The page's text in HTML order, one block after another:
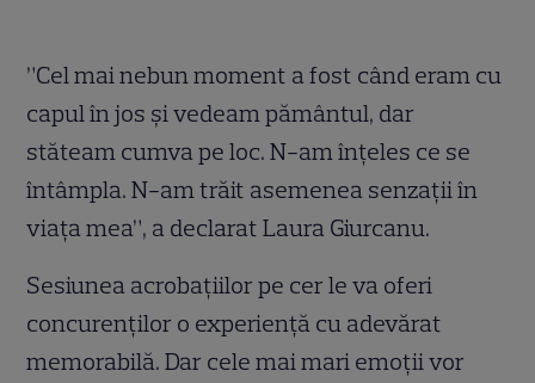
”Cel mai nebun moment a fost când eram cu
capul în jos și vedeam pământul, dar
stăteam cumva pe loc. N-am înțeles ce se
întâmpla. N-am trăit asemenea senzații în
viața mea”, a declarat Laura Giurcanu.
Sesiunea acrobațiilor pe cer le va oferi
concurenților o experiență cu adevărat
memorabilă. Dar cele mai mari emoții vor